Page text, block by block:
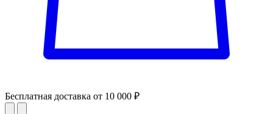
Бесплатная доставка от 10 000 ₽